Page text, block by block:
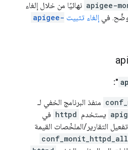
apigee- نهائيًا من خلال إلغاء
في إلغاء تثبيت apigee-
":
منفذ البرنامج الخفي لـ
يستخدم httpd في
التقارير/الملخّصات القيمة